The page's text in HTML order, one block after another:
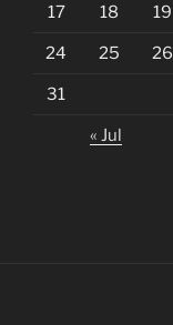
17 18 19
24 25 26
31
« Jul